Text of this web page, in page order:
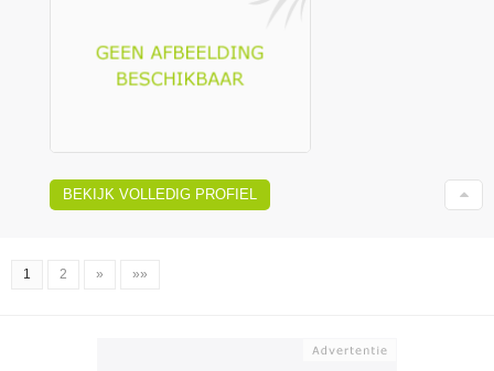
BEKIJK VOLLEDIG PROFIEL
1 2 » »»